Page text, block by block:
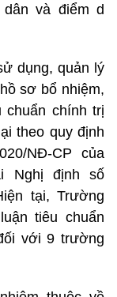
và điểm d
dụng, quản lý
sơ bổ nhiệm,
chuẩn chính trị
theo quy định
NĐ-CP của
Nghị định số
tại, Trường
tiêu chuẩn
với 9 trường